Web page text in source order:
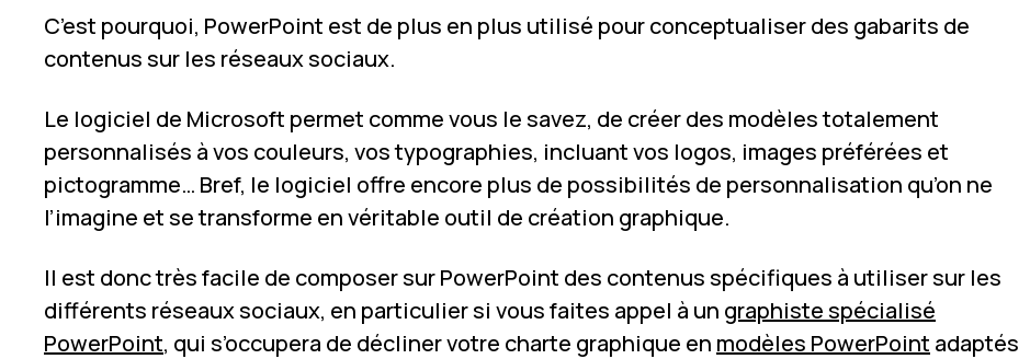
C’est pourquoi, PowerPoint est de plus en plus utilisé pour conceptualiser des gabarits de
contenus sur les réseaux sociaux.
Le logiciel de Microsoft permet comme vous le savez, de créer des modèles totalement
personnalisés à vos couleurs, vos typographies, incluant vos logos, images préférées et
pictogramme… Bref, le logiciel offre encore plus de possibilités de personnalisation qu’on ne
l’imagine et se transforme en véritable outil de création graphique.
Il est donc très facile de composer sur PowerPoint des contenus spécifiques à utiliser sur les
différents réseaux sociaux, en particulier si vous faites appel à un graphiste spécialisé
PowerPoint, qui s’occupera de décliner votre charte graphique en modèles PowerPoint adaptés